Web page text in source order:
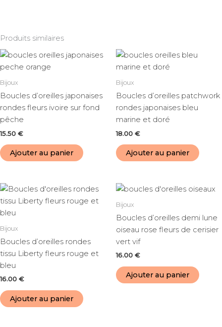
Produits similaires
Bijoux
Boucles d’oreilles japonaises
rondes fleurs ivoire sur fond
pêche
15.50 €
Ajouter au panier
Bijoux
Boucles d’oreilles patchwork
rondes japonaises bleu
marine et doré
18.00 €
Ajouter au panier
Bijoux
Boucles d’oreilles rondes
tissu Liberty fleurs rouge et
bleu
16.00 €
Ajouter au panier
Bijoux
Boucles d’oreilles demi lune
oiseau rose fleurs de cerisier
vert vif
16.00 €
Ajouter au panier